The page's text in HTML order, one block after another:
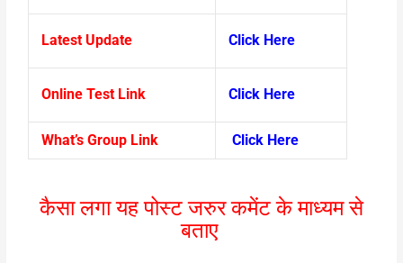
Latest Update Click Here
Online Test Link Click Here
What’s Group Link Click Here
कैसा लगा यह पोस्ट जरुर कमेंट के माध्यम से
बताए